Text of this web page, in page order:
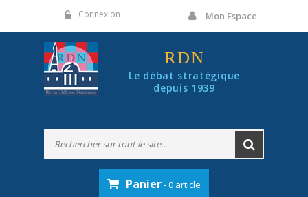
Connexion Mon Espace
RDN
Le débat stratégique
depuis 1939
Panier- 0 article